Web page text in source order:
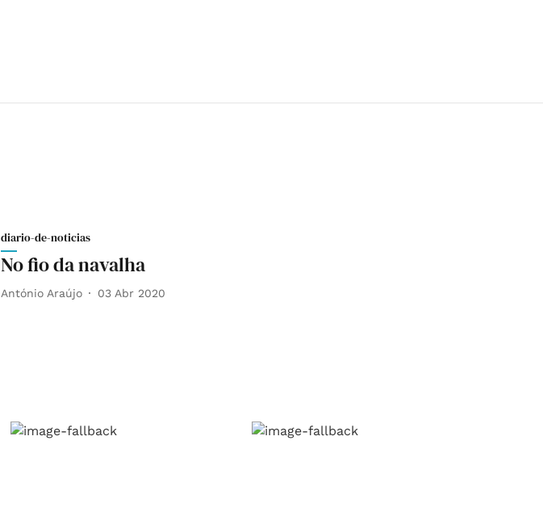
diario-de-noticias
No fio da navalha
António Araújo 03 Abr 2020